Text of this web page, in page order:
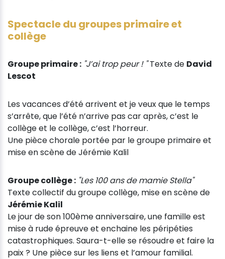
Spectacle du groupes primaire et
collège
Groupe primaire : "J’ai trop peur ! "Texte de David
Lescot
Les vacances d’été arrivent et je veux que le temps
s’arrête, que l’été n’arrive pas car après, c’est le
collège et le collège, c’est l’horreur.
Une pièce chorale portée par le groupe primaire et
mise en scène de Jérémie Kalil
Groupe collège : "Les 100 ans de mamie Stella"
Texte collectif du groupe collège, mise en scène de
Jérémie Kalil
Le jour de son 100ème anniversaire, une famille est
mise à rude épreuve et enchaine les péripéties
catastrophiques. Saura-t-elle se résoudre et faire la
paix ? Une pièce sur les liens et l’amour familial.